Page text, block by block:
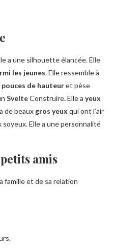
a une silhouette élancée. Elle
les jeunes. Elle ressemble à
pouces de hauteuret pèse
SvelteConstruire.Elle a yeux
de beaux gros yeux qui ont l’air
Elle a une personnalité
amis
famille et de sa relation